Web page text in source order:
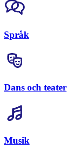
Språk
Dans och teater
Musik